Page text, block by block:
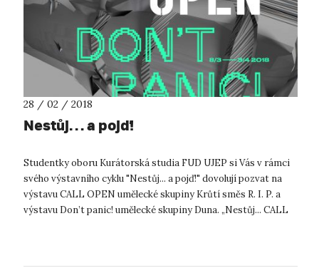
28 / 02 / 2018
Nestůj… a pojď!
Studentky oboru Kurátorská studia FUD UJEP si Vás v rámci
svého výstavního cyklu "Nestůj... a pojď!" dovolují pozvat na
výstavu CALL OPEN umělecké skupiny Krůtí směs R. I. P. a
výstavu Don’t panic! umělecké skupiny Duna. „Nestůj... CALL